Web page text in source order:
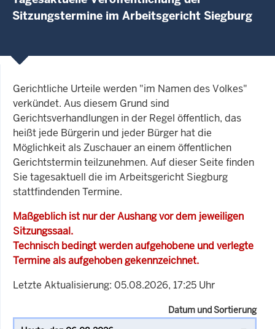
Sitzungstermine im Arbeitsgericht Siegburg
Gerichtliche Urteile werden "im Namen des Volkes"
verkündet. Aus diesem Grund sind
Gerichtsverhandlungen in der Regel öffentlich, das
heißt jede Bürgerin und jeder Bürger hat die
Möglichkeit als Zuschauer an einem öffentlichen
Gerichtstermin teilzunehmen. Auf dieser Seite finden
Sie tagesaktuell die im Arbeitsgericht Siegburg
stattfindenden Termine.
Maßgeblich ist nur der Aushang vor dem jeweiligen
Sitzungssaal.
Technisch bedingt werden aufgehobene und verlegte
Termine als aufgehoben gekennzeichnet.
Letzte Aktualisierung: 05.08.2026, 17:25 Uhr
Datum und Sortierung